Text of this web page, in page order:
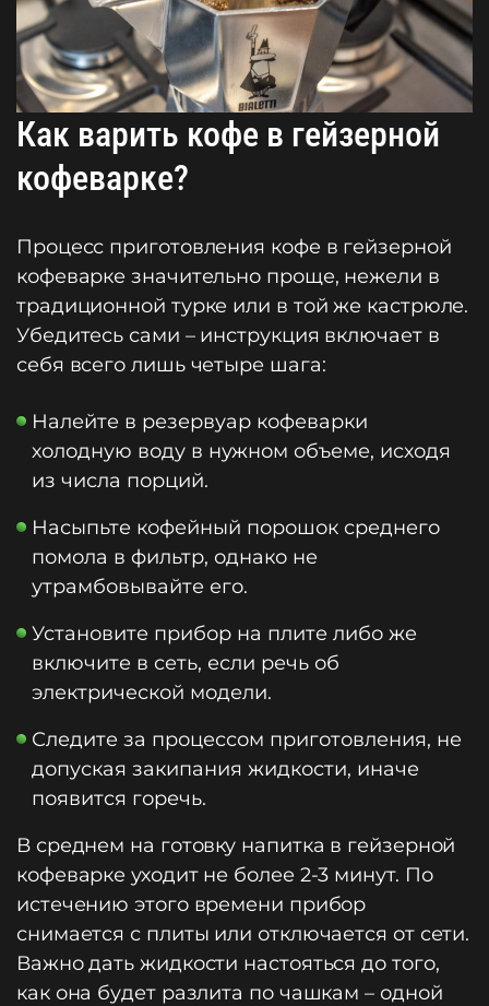
Как варить кофе в гейзерной
кофеварке?
Процесс приготовления кофе в гейзерной
кофеварке значительно проще, нежели в
традиционной турке или в той же кастрюле.
Убедитесь сами – инструкция включает в
себя всего лишь четыре шага:
Налейте в резервуар кофеварки
холодную воду в нужном объеме, исходя
из числа порций.
Насыпьте кофейный порошок среднего
помола в фильтр, однако не
утрамбовывайте его.
Установите прибор на плите либо же
включите в сеть, если речь об
электрической модели.
Следите за процессом приготовления, не
допуская закипания жидкости, иначе
появится горечь.
В среднем на готовку напитка в гейзерной
кофеварке уходит не более 2-3 минут. По
истечению этого времени прибор
снимается с плиты или отключается от сети.
Важно дать жидкости настояться до того,
как она будет разлита по чашкам – одной